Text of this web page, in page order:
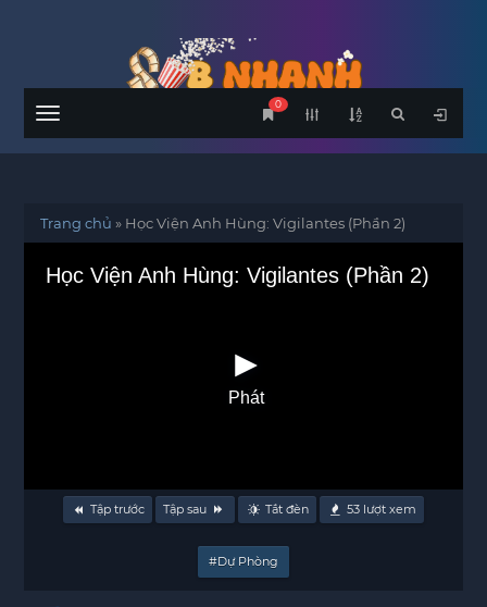
Menu
0
Trang chủ » Học Viện Anh Hùng: Vigilantes (Phần 2)
Học Viện Anh Hùng: Vigilantes (Phần 2)
Phát
Tập trước Tập sau Tắt đèn 53 lượt xem
#Dự Phòng